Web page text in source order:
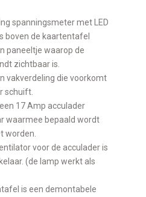
spanningsmeter met LED
boven de kaartentafel
paneeltje waarop de
zichtbaar is.
vakverdeling die voorkomt
schuift.
17 Amp acculader
waarmee bepaald wordt
worden.
voor de acculader is
(de lamp werkt als
is een demontabele